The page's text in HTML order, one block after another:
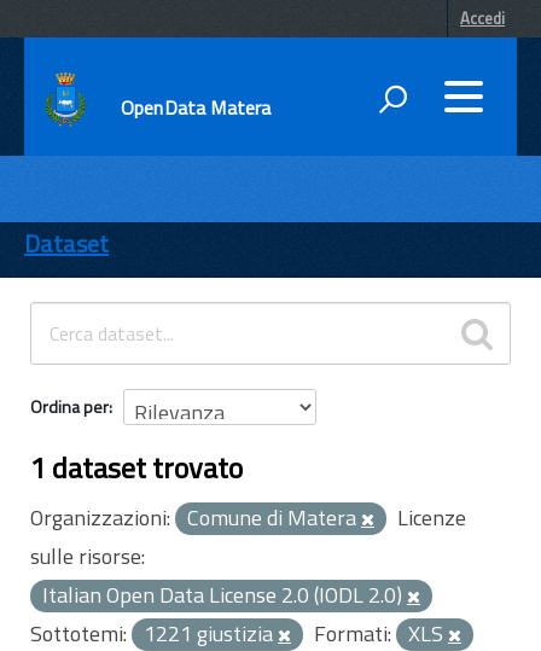
Accedi
OpenData Matera
ENTI
TEMI
INFORMAZIONI
Dataset
Ordina per
1 dataset trovato
Organizzazioni: Comune di Matera
Licenze
sulle risorse:
Italian Open Data License 2.0 (IODL 2.0)
Sottotemi:
1221 giustizia Formati: XLS